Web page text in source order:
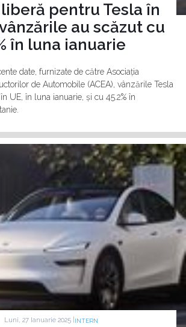
pentru Tesla în
au scăzut cu
în luna ianuarie
date, furnizate de către Asociația
de Automobile (ACEA), vânzările Tesla
UE, în luna ianuarie, și cu 45.2% în
Luni, 27 Ianuarie 2025 | INTERN